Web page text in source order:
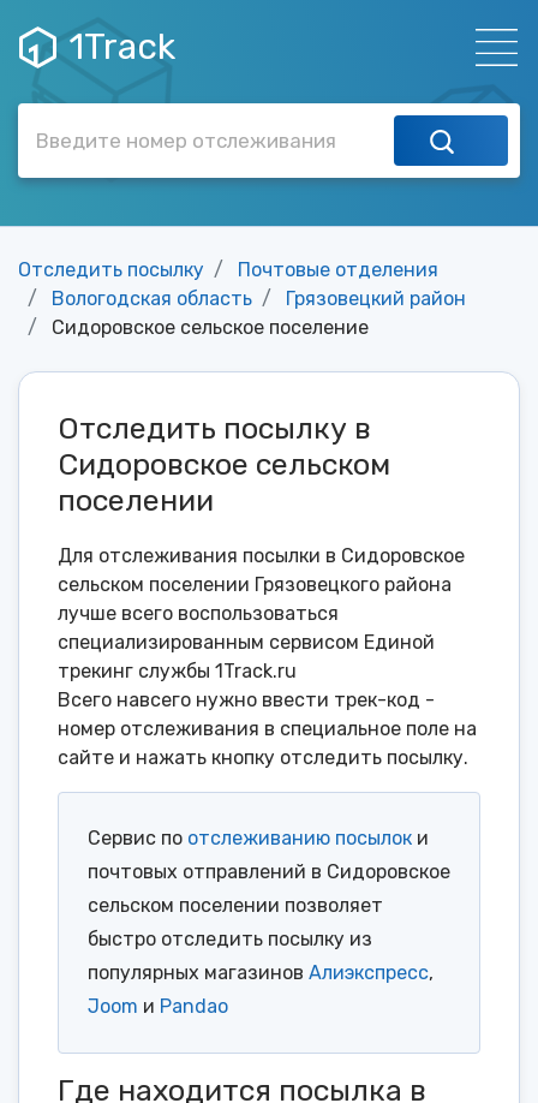
1Track
Отследить посылку
Почтовые отделения
Вологодская область
Грязовецкий район
Сидоровское сельское поселение
Отследить посылку в
Сидоровское сельском
поселении
Для отслеживания посылки в Сидоровское
сельском поселении Грязовецкого района
лучше всего воспользоваться
специализированным сервисом Единой
трекинг службы 1Track.ru
Всего навсего нужно ввести трек-код -
номер отслеживания в специальное поле на
сайте и нажать кнопку отследить посылку.
Сервис по отслеживанию посылок и
почтовых отправлений в Сидоровское
сельском поселении позволяет
быстро отследить посылку из
популярных магазинов Алиэкспресс,
Joom и Pandao
Где находится посылка в